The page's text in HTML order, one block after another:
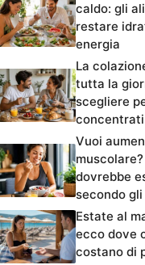
caldo: gli
restare
energia
La
tutta la
scegliere
concentrati
Vuoi
dovrebbe
secondo
Estate al
ecco dove
costano di